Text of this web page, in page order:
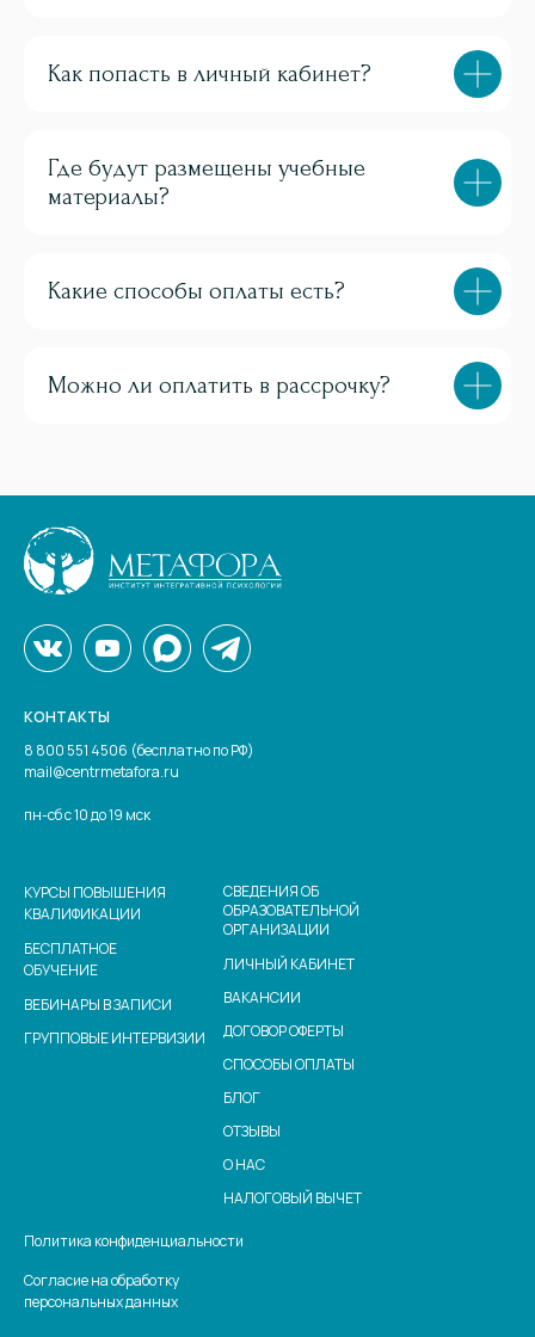
Как попасть в личный кабинет?
Где будут размещены учебные
материалы?
Какие способы оплаты есть?
Можно ли оплатить в рассрочку?
СВЕДЕНИЯ ОБ
ОБРАЗОВАТЕЛЬНОЙ
ОРГАНИЗАЦИИ
КОНТАКТЫ
БЕСПЛАТНОЕ
ОБУЧЕНИЕ
КУРСЫ ПОВЫШЕНИЯ
КВАЛИФИКАЦИИ
ЛИЧНЫЙ КАБИНЕТ
Согласие на обработку
персональных данных
Политика конфиденциальности
ВАКАНСИИ
СПОСОБЫ ОПЛАТЫ
БЛОГ
О НАС
НАЛОГОВЫЙ ВЫЧЕТ
ОТЗЫВЫ
ДОГОВОР ОФЕРТЫ
8 800 551 4506 (бесплатно по РФ)
mail@centrmetafora.ru
пн-сб с 10 до 19 мск
ВЕБИНАРЫ В ЗАПИСИ
ГРУППОВЫЕ ИНТЕРВИЗИИ